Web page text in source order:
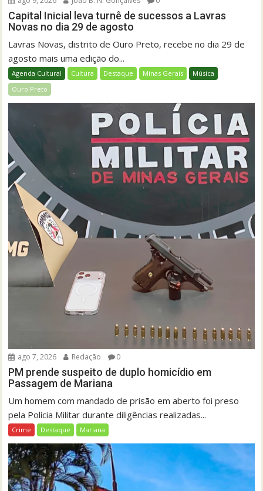
Capital Inicial leva turnê de sucessos a Lavras
Novas no dia 29 de agosto
Lavras Novas, distrito de Ouro Preto, recebe no dia 29 de
agosto mais uma edição do...
Agenda Cultural Cultura Destaque Minas Gerais
Música
Ouro Preto
ago 7, 2026 Redação 0
PM prende suspeito de duplo homicídio em
Passagem de Mariana
Um homem com mandado de prisão em aberto foi preso
pela Polícia Militar durante diligências realizadas...
Crime Destaque Mariana